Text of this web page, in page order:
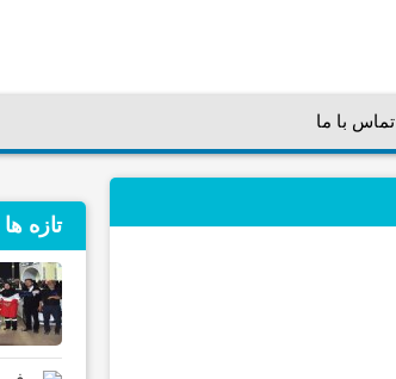
تماس با ما
تازه ها